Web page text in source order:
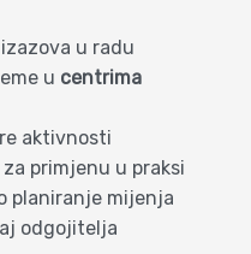
u radu
u centrima
aktivnosti
primjenu u praksi
planiranje mijenja
odgojitelja